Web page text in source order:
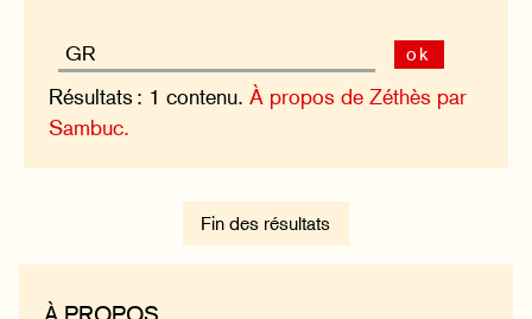
ok
Résultats : 1 contenu.À propos de Zéthès par
Sambuc.
Fin des résultats